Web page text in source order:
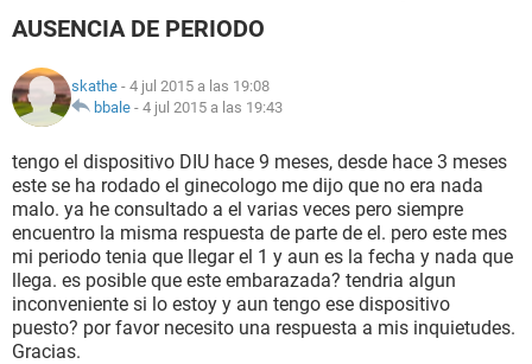
NUTRICIÓN
BIENESTAR
SEXUALIDAD
GLOSARIO
AUSENCIA DE PERIODO
skathe - 4 jul 2015 a las 19:08
bbale - 4 jul 2015 a las 19:43
tengo el dispositivo DIU hace 9 meses, desde hace 3 meses
este se ha rodado el ginecologo me dijo que no era nada
malo. ya he consultado a el varias veces pero siempre
encuentro la misma respuesta de parte de el. pero este mes
mi periodo tenia que llegar el 1 y aun es la fecha y nada que
llega. es posible que este embarazada? tendria algun
inconveniente si lo estoy y aun tengo ese dispositivo
puesto? por favor necesito una respuesta a mis inquietudes.
Gracias.